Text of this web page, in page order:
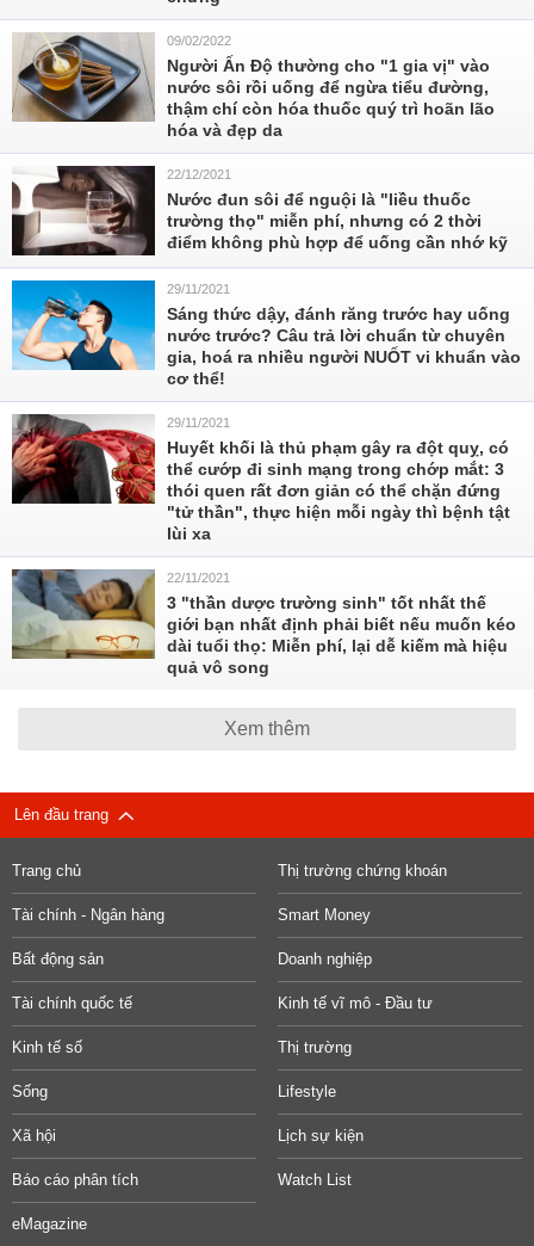
09/02/2022
Người Ấn Độ thường cho "1 gia vị" vào
nước sôi rồi uống để ngừa tiểu đường,
thậm chí còn hóa thuốc quý trì hoãn lão
hóa và đẹp da
22/12/2021
Nước đun sôi để nguội là "liều thuốc
trường thọ" miễn phí, nhưng có 2 thời
điểm không phù hợp để uống cần nhớ kỹ
29/11/2021
Sáng thức dậy, đánh răng trước hay uống
nước trước? Câu trả lời chuẩn từ chuyên
gia, hoá ra nhiều người NUỐT vi khuẩn vào
cơ thể!
29/11/2021
Huyết khối là thủ phạm gây ra đột quỵ, có
thể cướp đi sinh mạng trong chớp mắt: 3
thói quen rất đơn giản có thể chặn đứng
"tử thần", thực hiện mỗi ngày thì bệnh tật
lùi xa
22/11/2021
3 "thần dược trường sinh" tốt nhất thế
giới bạn nhất định phải biết nếu muốn kéo
dài tuổi thọ: Miễn phí, lại dễ kiếm mà hiệu
quả vô song
Xem thêm
Lên đầu trang
Trang chủ Thị trường chứng khoán
Tài chính - Ngân hàng Smart Money
Bất động sản Doanh nghiệp
Tài chính quốc tế Kinh tế vĩ mô - Đầu tư
Kinh tế số Thị trường
Sống Lifestyle
Xã hội Lịch sự kiện
Báo cáo phân tích Watch List
eMagazine